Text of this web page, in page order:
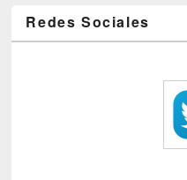
Redes Sociales